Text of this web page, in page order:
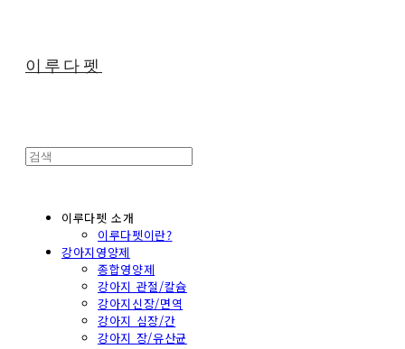
이루다펫
이루다펫 소개
이루다펫이란?
강아지영양제
종합영양제
강아지 관절/칼슘
강아지신장/면역
강아지 심장/간
강아지 장/유산균